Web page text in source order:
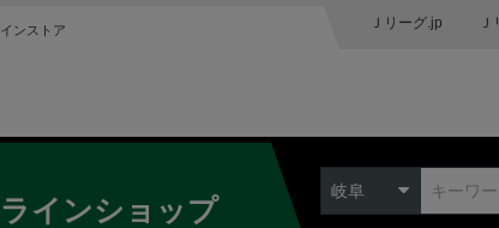
ンストア Ｊリーグ.jp
インショップ
岐阜